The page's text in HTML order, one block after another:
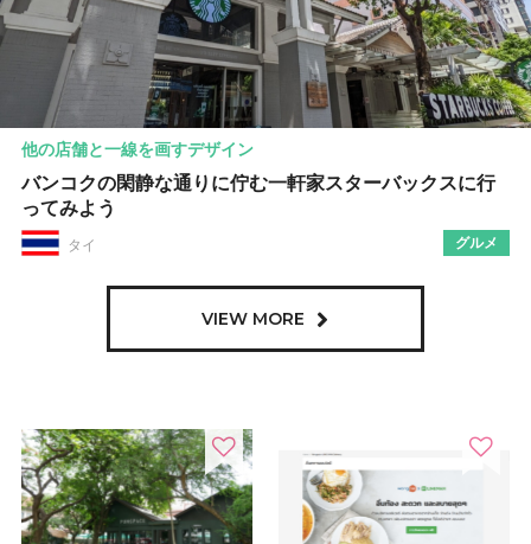
他の店舗と一線を画すデザイン
バンコクの閑静な通りに佇む一軒家スターバックスに行
ってみよう
タイ グルメ
VIEW MORE